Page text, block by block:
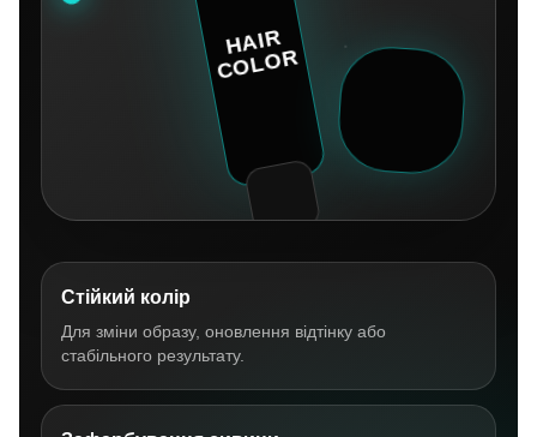
Стійкий колір
Для зміни образу, оновлення відтінку або
стабільного результату.